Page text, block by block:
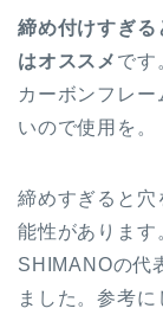
締め付けすぎる
はオススメ です
カーボンフレー
いので使用を。
締めすぎると穴
能性があります
SHIMANOの代
ました。参考に